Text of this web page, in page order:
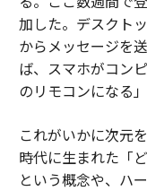
加した。デスクト
からメッセージを
ば、スマホがコン
のリモコンになる」
これがいかに次元
時代に生まれた「
という概念や、ハ